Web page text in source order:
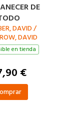
DE
DAVID /
DAVID
en tienda
€